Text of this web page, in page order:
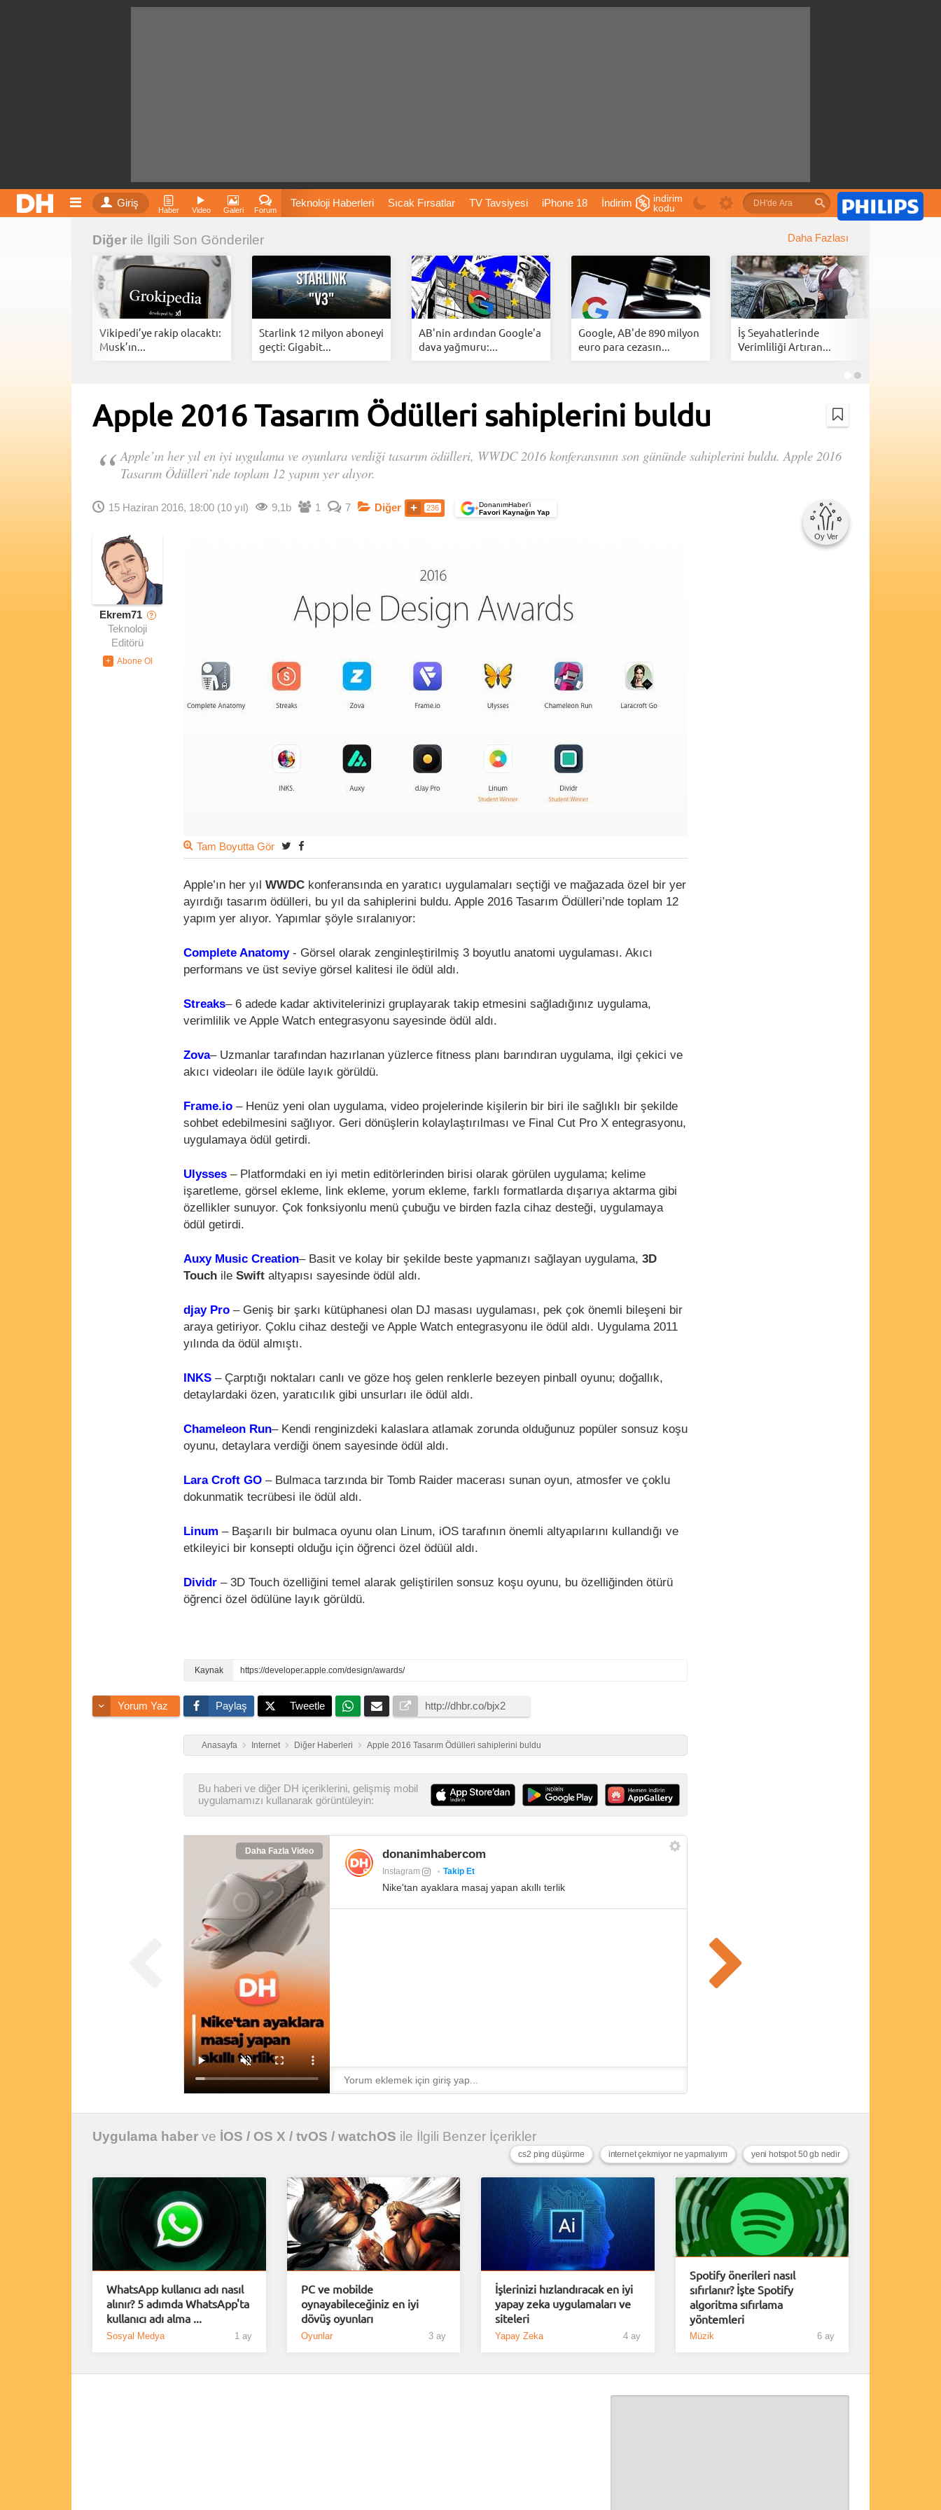
Giriş
Haber Video Galeri Forum
Teknoloji Haberleri Sıcak Fırsatlar TV Tavsiyesi iPhone 18 İndirim
Fiyatları Vizyondaki Filmler Bitcoin Dizi Önerileri Telefon Önerileri
İnstagram Dondurma İnstagram Çöktü Mü
indirim
kodu
Diğer ile İlgili Son Gönderiler Daha Fazlası
Vikipedi’ye rakip olacaktı:
Musk’ın...
Starlink 12 milyon aboneyi
geçti: Gigabit...
AB'nin ardından Google'a
dava yağmuru:...
Google, AB'de 890 milyon
euro para cezasın...
İş Seyahatlerinde
Verimliliği Artıran...
Apple 2016 Tasarım Ödülleri sahiplerini buldu
Apple’ın her yıl en iyi uygulama ve oyunlara verdiği tasarım ödülleri, WWDC 2016 konferansının son gününde sahiplerini buldu. Apple 2016
Tasarım Ödülleri’nde toplam 12 yapım yer alıyor.
15 Haziran 2016, 18:00 (10 yıl) 9,1b 1 7 Diğer 236 +DonanımHaber’i
Favori Kaynağın Yap
Oy Ver
Ekrem71 ?
Teknoloji
Editörü
Tam Boyutta Gör
Apple’ın her yıl WWDC konferansında en yaratıcı uygulamaları seçtiği ve mağazada özel bir yer
ayırdığı tasarım ödülleri, bu yıl da sahiplerini buldu. Apple 2016 Tasarım Ödülleri’nde toplam 12
yapım yer alıyor. Yapımlar şöyle sıralanıyor:
Complete Anatomy- Görsel olarak zenginleştirilmiş 3 boyutlu anatomi uygulaması. Akıcı
performans ve üst seviye görsel kalitesi ile ödül aldı.
Streaks– 6 adede kadar aktivitelerinizi gruplayarak takip etmesini sağladığınız uygulama,
verimlilik ve Apple Watch entegrasyonu sayesinde ödül aldı.
Zova– Uzmanlar tarafından hazırlanan yüzlerce fitness planı barındıran uygulama, ilgi çekici ve
akıcı videoları ile ödüle layık görüldü.
Frame.io – Henüz yeni olan uygulama, video projelerinde kişilerin bir biri ile sağlıklı bir şekilde
sohbet edebilmesini sağlıyor. Geri dönüşlerin kolaylaştırılması ve Final Cut Pro X entegrasyonu,
uygulamaya ödül getirdi.
Ulysses – Platformdaki en iyi metin editörlerinden birisi olarak görülen uygulama; kelime
işaretleme, görsel ekleme, link ekleme, yorum ekleme, farklı formatlarda dışarıya aktarma gibi
özellikler sunuyor. Çok fonksiyonlu menü çubuğu ve birden fazla cihaz desteği, uygulamaya
ödül getirdi.
Auxy Music Creation– Basit ve kolay bir şekilde beste yapmanızı sağlayan uygulama, 3D
Touch ile Swift altyapısı sayesinde ödül aldı.
djay Pro – Geniş bir şarkı kütüphanesi olan DJ masası uygulaması, pek çok önemli bileşeni bir
araya getiriyor. Çoklu cihaz desteği ve Apple Watch entegrasyonu ile ödül aldı. Uygulama 2011
yılında da ödül almıştı.
INKS – Çarptığı noktaları canlı ve göze hoş gelen renklerle bezeyen pinball oyunu; doğallık,
detaylardaki özen, yaratıcılık gibi unsurları ile ödül aldı.
Chameleon Run– Kendi renginizdeki kalaslara atlamak zorunda olduğunuz popüler sonsuz koşu
oyunu, detaylara verdiği önem sayesinde ödül aldı.
Lara Croft GO – Bulmaca tarzında bir Tomb Raider macerası sunan oyun, atmosfer ve çoklu
dokunmatik tecrübesi ile ödül aldı.
Linum – Başarılı bir bulmaca oyunu olan Linum, iOS tarafının önemli altyapılarını kullandığı ve
etkileyici bir konsepti olduğu için öğrenci özel ödüül aldı.
Dividr – 3D Touch özelliğini temel alarak geliştirilen sonsuz koşu oyunu, bu özelliğinden ötürü
öğrenci özel ödülüne layık görüldü.
https://developer.apple.com/design/awards/
Yorum Yaz Paylaş Tweetle
Anasayfa Internet Diğer Haberleri Apple 2016 Tasarım Ödülleri sahiplerini buldu
Bu haberi ve diğer DH içeriklerini, gelişmiş mobil
uygulamamızı kullanarak görüntüleyin:
Daha Fazla Video donanimhabercom
Instagram Takip Et
Nike'tan ayaklara masaj yapan akıllı terlik
Uygulama haber ve İOS / OS X / tvOS / watchOS ile İlgili Benzer İçerikler
yeni hotspot 50 gb nedir
internet çekmiyor ne yapmalıyım
cs2 ping düşürme
WhatsApp kullanıcı adı nasıl
alınır? 5 adımda WhatsApp'ta
kullanıcı adı alma ...
Sosyal Medya 1 ay
PC ve mobilde
oynayabileceğiniz en iyi
dövüş oyunları
Oyunlar 3 ay
İşlerinizi hızlandıracak en iyi
yapay zeka uygulamaları ve
siteleri
Yapay Zeka 4 ay
Spotify önerileri nasıl
sıfırlanır? İşte Spotify
algoritma sıfırlama
yöntemleri
Müzik 6 ay